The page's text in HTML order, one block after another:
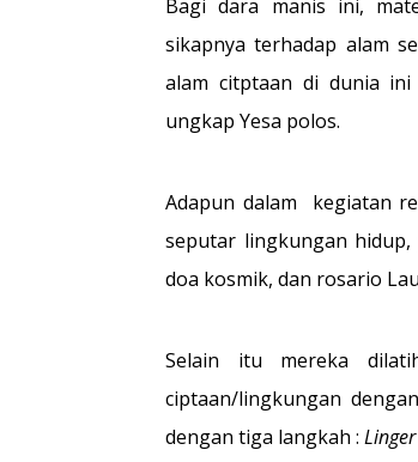
Bagi dara manis ini,
sikapnya terhadap alam
alam citptaan di dunia ini
ungkap Yesa polos.
Adapun dalam kegiatan
seputar lingkungan
doa kosmik, dan rosario
Selain itu mereka
ciptaan/lingkungan
dengan tiga langkah : Linger